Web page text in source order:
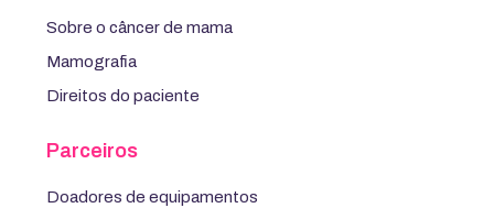
Sobre o câncer de mama
Mamografia
Direitos do paciente
Parceiros
Doadores de equipamentos